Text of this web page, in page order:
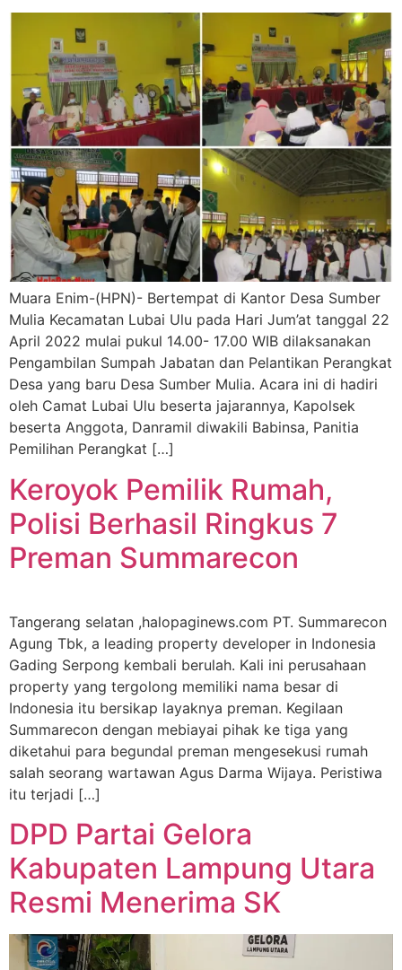
Muara Enim-(HPN)- Bertempat di Kantor Desa Sumber
Mulia Kecamatan Lubai Ulu pada Hari Jum’at tanggal 22
April 2022 mulai pukul 14.00- 17.00 WIB dilaksanakan
Pengambilan Sumpah Jabatan dan Pelantikan Perangkat
Desa yang baru Desa Sumber Mulia. Acara ini di hadiri
oleh Camat Lubai Ulu beserta jajarannya, Kapolsek
beserta Anggota, Danramil diwakili Babinsa, Panitia
Pemilihan Perangkat […]
Keroyok Pemilik Rumah,
Polisi Berhasil Ringkus 7
Preman Summarecon
Tangerang selatan ,halopaginews.com PT. Summarecon
Agung Tbk, a leading property developer in Indonesia
Gading Serpong kembali berulah. Kali ini perusahaan
property yang tergolong memiliki nama besar di
Indonesia itu bersikap layaknya preman. Kegilaan
Summarecon dengan mebiayai pihak ke tiga yang
diketahui para begundal preman mengesekusi rumah
salah seorang wartawan Agus Darma Wijaya. Peristiwa
itu terjadi […]
DPD Partai Gelora
Kabupaten Lampung Utara
Resmi Menerima SK